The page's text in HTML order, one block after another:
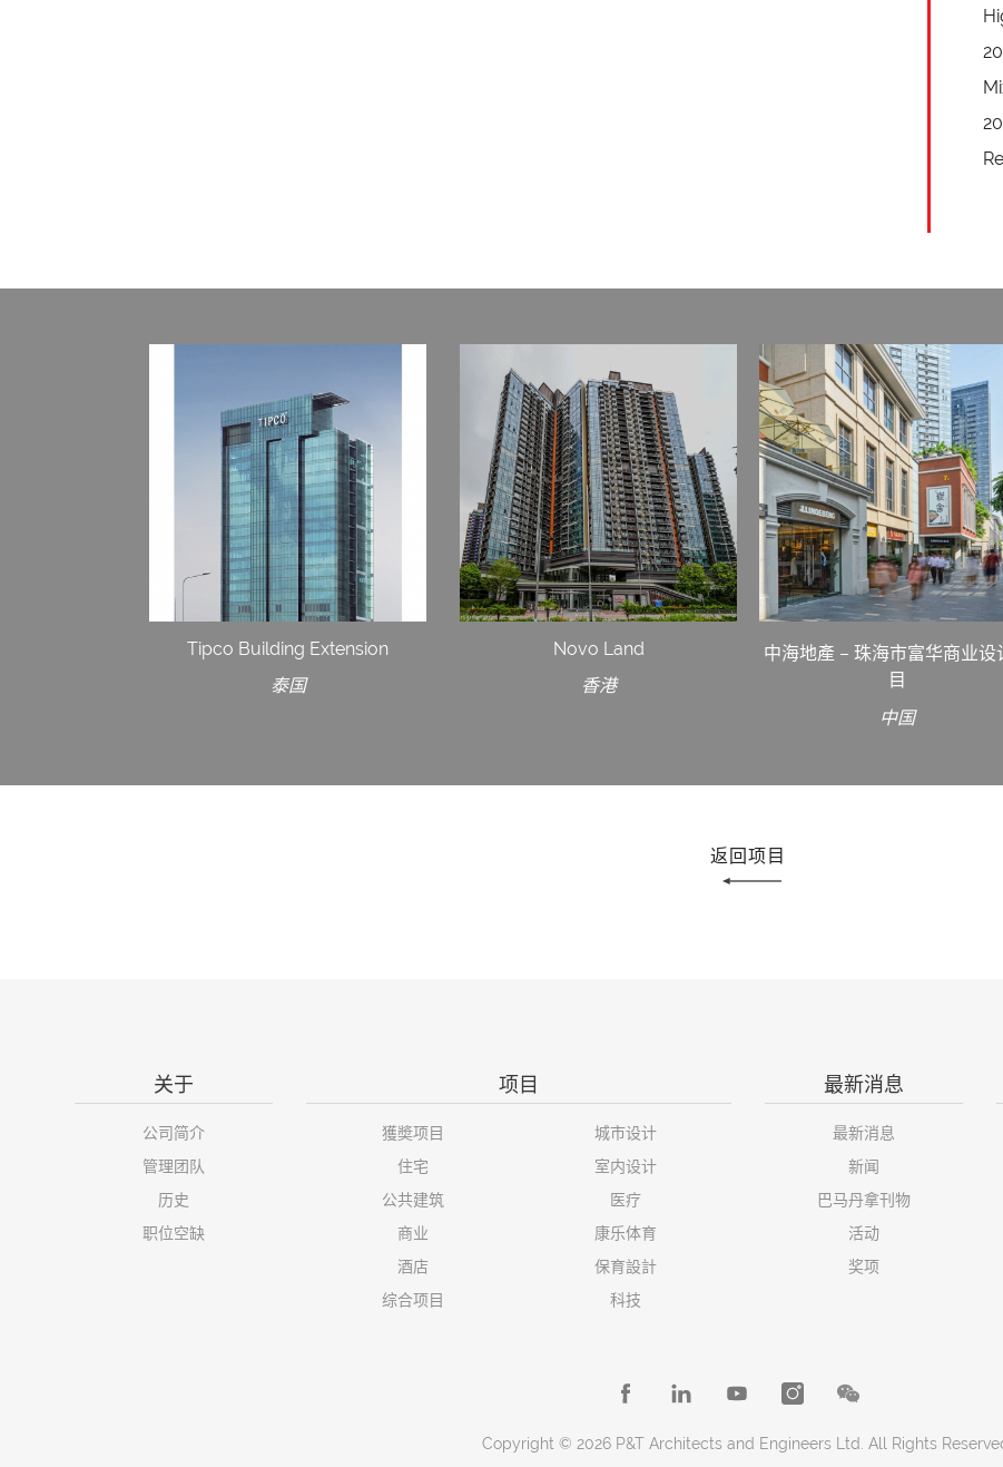
Tipco Building Extension
泰国
Novo Land
香港
中海地產 – 珠海市富华商业设
目
中国
返回项目
关于
公司简介
管理团队
历史
职位空缺
项目
獲奬项目
住宅
公共建筑
商业
酒店
综合项目
城市设计
室内设计
医疗
康乐体育
保育設計
科技
最新消息
最新消息
新闻
巴马丹拿刊物
活动
奖项
Copyright © 2026 P&T Architects and Engineers Ltd. All Rights